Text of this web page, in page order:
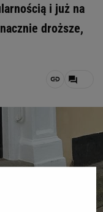
i już na
droższe,